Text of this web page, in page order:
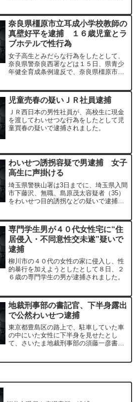
奈良県橿原市立耳成小学校教師の
真壁好平を逮捕 １６歳児童とラ
ブホテルで性行為
女子高生とみだらな行為をしたとして、
奈良県警奈良西署などは１５日、県青少
年健全育成条例違反で、奈良県橿原市立
児童売春の疑いＪＲ社員逮捕
ＪＲ西日本の男性社員が、高校生に現金
を渡してわいせつな行為をしたとして児
童買春の疑いで逮捕されました。
わいせつ誘拐容疑で男逮捕 女子
高生に声掛ける
埼玉県警狭山署は3日までに、埼玉県入間
市下藤沢、無職、島原茂太容疑者（35）
をわいせつ目的誘拐などの疑いで逮捕し
専門学生男が４０代女性宅に“住
居侵入・不同意性交未遂”疑いで
逮捕
柳川市の４０代の女性の家に侵入し、性
的暴行を加えようとしたとして８日、２
６歳の専門学生の男が逮捕されました。
地裁刑事部の書記官、下半身露出
で公然わいせつ逮捕
東京都豊島区の路上で、駐車していた車
の中にいた女性に下半身を見せたとし
て、さいたま地裁刑事部の須藤一彦書記